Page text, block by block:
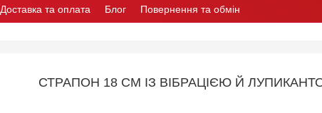
Доставка та оплата Блог Повернення та обмін
СТРАПОН 18 СМ ІЗ ВІБРАЦІЄЮ Й